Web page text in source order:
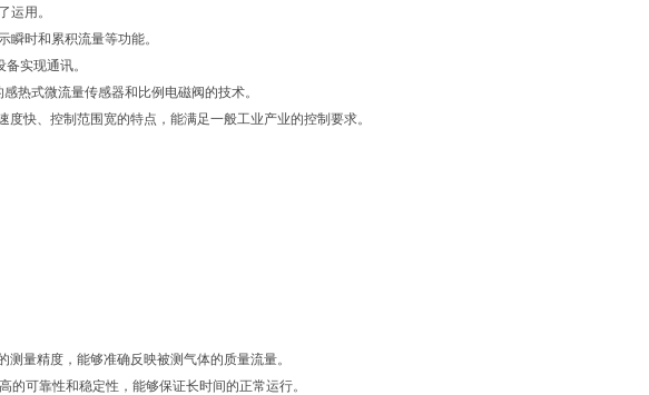
用。
时和累积流量等功能。
实现通讯。
热式微流量传感器和比例电磁阀的技术。
快、控制范围宽的特点，能满足一般工业产业的控制要求。
量精度，能够准确反映被测气体的质量流量。
可靠性和稳定性，能够保证长时间的正常运行。